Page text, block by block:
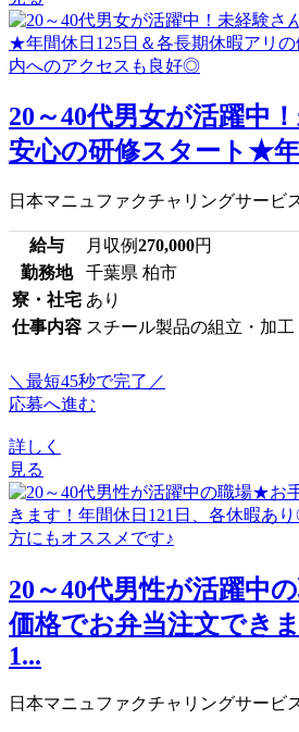
20～40代男女が活躍中
安心の研修スタート★年
日本マニュファクチャリングサービ
給与 月収例270,000円
勤務地
千葉県 柏市
寮・社宅 あり
仕事内容 スチール製品の組立・加
＼最短45秒で完了／
応募へ進む
詳しく
見る
20～40代男性が活躍中
価格でお弁当注文でき
1...
日本マニュファクチャリングサービ